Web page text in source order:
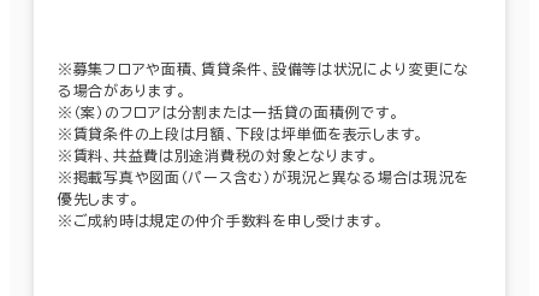
※募集フロアや面積、賃貸条件、設備等は状況により変更にな
る場合があります。
※（案）のフロアは分割または一括貸の面積例です。
※賃貸条件の上段は月額、下段は坪単価を表示します。
※賃料、共益費は別途消費税の対象となります。
※掲載写真や図面（パース含む）が現況と異なる場合は現況を
優先します。
※ご成約時は規定の仲介手数料を申し受けます。